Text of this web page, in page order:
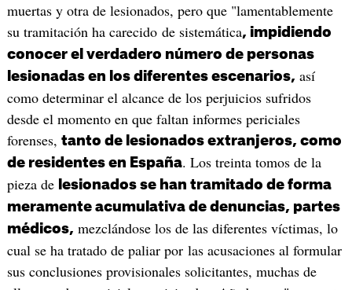
muertas y otra de lesionados, pero que "lamentablemente
su tramitación ha carecido de sistemática, impidiendo
conocer el verdadero número de personas
lesionadas en los diferentes escenarios, así
como determinar el alcance de los perjuicios sufridos
desde el momento en que faltan informes periciales
forenses, tanto de lesionados extranjeros, como
de residentes en España. Los treinta tomos de la
pieza de lesionados se han tramitado de forma
meramente acumulativa de denuncias, partes
médicos, mezclándose los de las diferentes víctimas, lo
cual se ha tratado de paliar por las acusaciones al formular
sus conclusiones provisionales solicitantes, muchas de